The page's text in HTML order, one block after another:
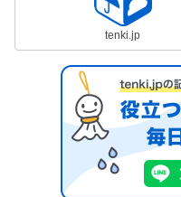
tenki.jp